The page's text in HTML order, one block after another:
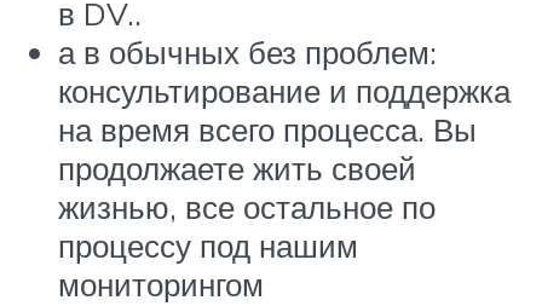
в DV..
а в обычных без проблем:
консультирование и поддержка
на время всего процесса. Вы
продолжаете жить своей
жизнью, все остальное по
процессу под нашим
мониторингом